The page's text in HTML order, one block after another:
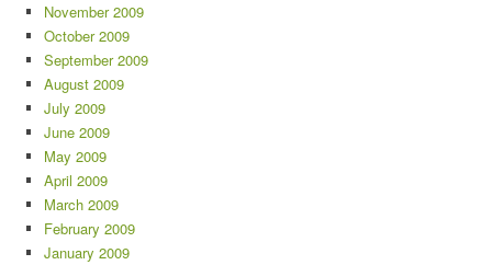
November 2009
October 2009
September 2009
August 2009
July 2009
June 2009
May 2009
April 2009
March 2009
February 2009
January 2009